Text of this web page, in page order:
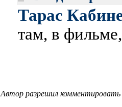
Тарас
там, в
Автор разрешил